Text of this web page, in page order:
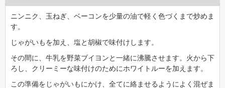
ニンニク、玉ねぎ、ベーコンを少量の油で軽く色づくまで炒めま
す。
じゃがいもを加え、塩と胡椒で味付けします。
その間に、牛乳を野菜ブイヨンと一緒に沸騰させます。火から下
ろし、クリーミーな味付けのためにホワイトルーを加えます。
この準備をじゃがいもにかけ、全てに絡ませるようによく混ぜま